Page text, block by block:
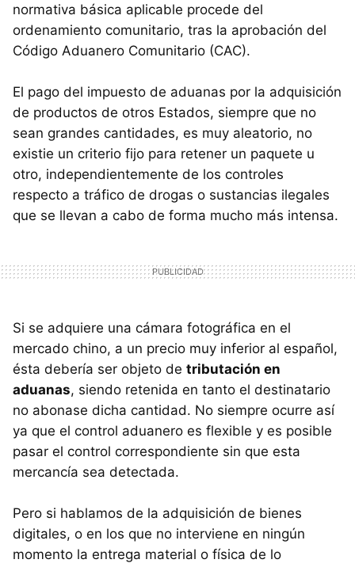
normativa básica aplicable procede del
ordenamiento comunitario, tras la aprobación del
Código Aduanero Comunitario (CAC).
El pago del impuesto de aduanas por la adquisición
de productos de otros Estados, siempre que no
sean grandes cantidades, es muy aleatorio, no
existie un criterio fijo para retener un paquete u
otro, independientemente de los controles
respecto a tráfico de drogas o sustancias ilegales
que se llevan a cabo de forma mucho más intensa.
Si se adquiere una cámara fotográfica en el
mercado chino, a un precio muy inferior al español,
ésta debería ser objeto de tributación en
aduanas, siendo retenida en tanto el destinatario
no abonase dicha cantidad. No siempre ocurre así
ya que el control aduanero es flexible y es posible
pasar el control correspondiente sin que esta
mercancía sea detectada.
Pero si hablamos de la adquisición de bienes
digitales, o en los que no interviene en ningún
momento la entrega material o física de lo